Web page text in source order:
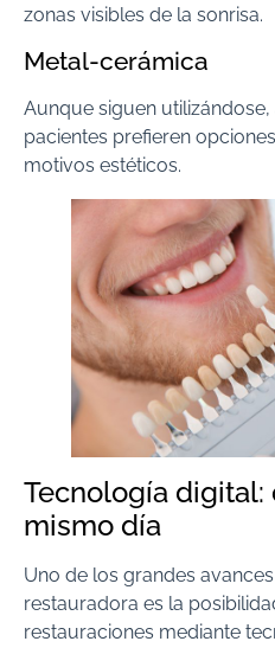
zonas visibles de la sonrisa.
Metal-cerámica
Aunque siguen
pacientes prefieren
motivos estéticos.
Tecnología digital:
mismo día
Uno de los grandes
restauradora es la
restauraciones mediante